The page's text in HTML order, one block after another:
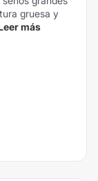
gruesa y
más